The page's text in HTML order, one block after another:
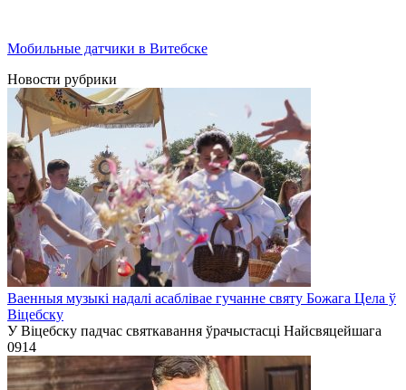
Мобильные датчики в Витебске
Новости рубрики
Ваенныя музыкі надалі асаблівае гучанне святу Божага Цела ў
Віцебску
У Віцебску падчас святкавання ўрачыстасці Найсвяцейшага
0914